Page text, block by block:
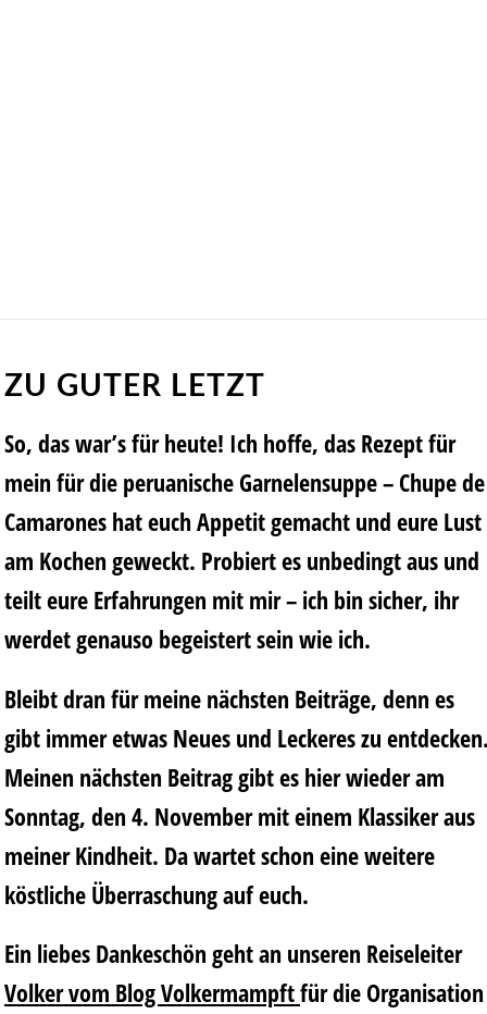
ZU GUTER LETZT
So, das war’s für heute! Ich hoffe, das Rezept für
mein für die peruanische Garnelensuppe – Chupe de
Camarones hat euch Appetit gemacht und eure Lust
am Kochen geweckt. Probiert es unbedingt aus und
teilt eure Erfahrungen mit mir – ich bin sicher, ihr
werdet genauso begeistert sein wie ich.
Bleibt dran für meine nächsten Beiträge, denn es
gibt immer etwas Neues und Leckeres zu
Meinen nächsten Beitrag gibt es hier wieder am
Sonntag, den 4. November mit einem Klassiker aus
meiner Kindheit. Da wartet schon eine weitere
köstliche Überraschung auf euch.
Ein liebes Dankeschön geht an unseren Reiseleiter
Volkervom BlogVolkermampftfür die Organisation